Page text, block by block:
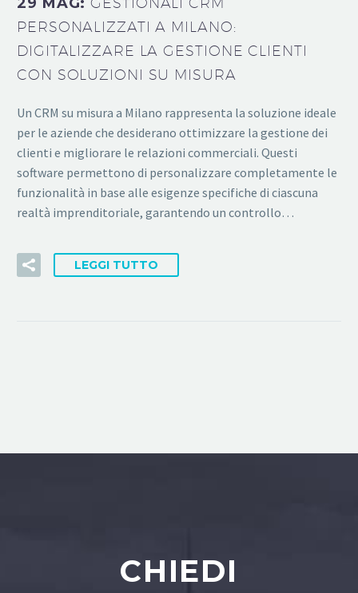
PERSONALIZZATI A MILANO:
DIGITALIZZARE LA GESTIONE CLIENTI
CON SOLUZIONI SU MISURA
Un CRM su misura a Milano rappresenta la soluzione ideale
per le aziende che desiderano ottimizzare la gestione dei
clienti e migliorare le relazioni commerciali. Questi
software permettono di personalizzare completamente le
funzionalità in base alle esigenze specifiche di ciascuna
realtà imprenditoriale, garantendo un controllo…
LEGGI TUTTO
CHIEDI